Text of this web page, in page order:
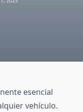
esencial
vehículo.